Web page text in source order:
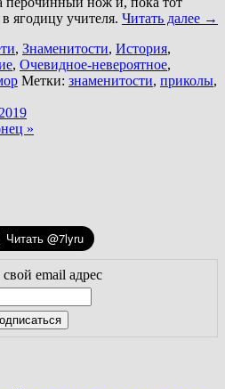
ягодицу учителя. Читать далее →
, Знаменитости, История,
, Очевидное-невероятное,
Метки: знаменитости, приколы,
»
email адрес